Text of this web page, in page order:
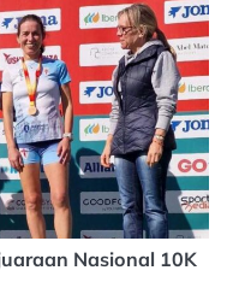
Nasional 10K